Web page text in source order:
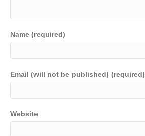
Name (required)
Email (will not be published) (required)
Website